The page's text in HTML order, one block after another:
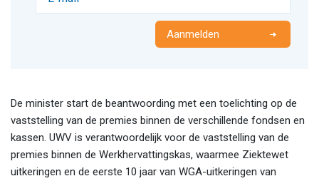
Aanmelden
De minister start de beantwoording met een toelichting op de
vaststelling van de premies binnen de verschillende fondsen en
kassen. UWV is verantwoordelijk voor de vaststelling van de
premies binnen de Werkhervattingskas, waarmee Ziektewet
uitkeringen en de eerste 10 jaar van WGA-uitkeringen van